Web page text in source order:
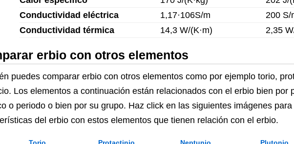
Conductividad eléctrica
1,17·106S/m
200 S/
Conductividad térmica
14,3 W/(K·m) 2,35
erbio con otros elementos
puedes comparar erbio con otros elementos como por ejemplo torio,
Los elementos a continuación están relacionados con el erbio bien por
o periodo o bien por su grupo. Haz click en las siguientes imágenes
del erbio con estos elementos que tienen relación con el erbio.